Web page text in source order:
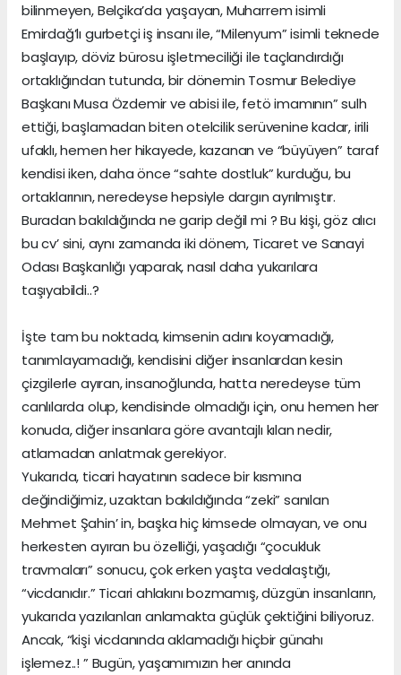
bilinmeyen, Belçika’da yaşayan, Muharrem isimli
Emirdağ’lı gurbetçi iş insanı ile, “Milenyum” isimli teknede
başlayıp, döviz bürosu işletmeciliği ile taçlandırdığı
ortaklığından tutunda, bir dönemin Tosmur Belediye
Başkanı Musa Özdemir ve abisi ile, fetö imamının” sulh
ettiği, başlamadan biten otelcilik serüvenine kadar, irili
ufaklı, hemen her hikayede, kazanan ve “büyüyen” taraf
kendisi iken, daha önce “sahte dostluk” kurduğu, bu
ortaklarının, neredeyse hepsiyle dargın ayrılmıştır.
Buradan bakıldığında ne garip değil mi ? Bu kişi, göz alıcı
bu cv’ sini, aynı zamanda iki dönem, Ticaret ve Sanayi
Odası Başkanlığı yaparak, nasıl daha yukarılara
taşıyabildi..?
İşte tam bu noktada, kimsenin adını koyamadığı,
tanımlayamadığı, kendisini diğer insanlardan kesin
çizgilerle ayıran, insanoğlunda, hatta neredeyse tüm
canlılarda olup, kendisinde olmadığı için, onu hemen her
konuda, diğer insanlara göre avantajlı kılan nedir,
atlamadan anlatmak gerekiyor.
Yukarıda, ticari hayatının sadece bir kısmına
değindiğimiz, uzaktan bakıldığında “zeki” sanılan
Mehmet Şahin’ in, başka hiç kimsede olmayan, ve onu
herkesten ayıran bu özelliği, yaşadığı “çocukluk
travmaları” sonucu, çok erken yaşta vedalaştığı,
“vicdanıdır.” Ticari ahlakını bozmamış, düzgün insanların,
yukarıda yazılanları anlamakta güçlük çektiğini biliyoruz.
Ancak, “kişi vicdanında aklamadığı hiçbir günahı
işlemez..! ” Bugün, yaşamımızın her anında